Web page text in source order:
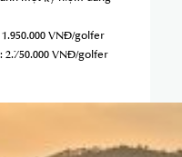
VNĐ/golfer
VNĐ/golfer